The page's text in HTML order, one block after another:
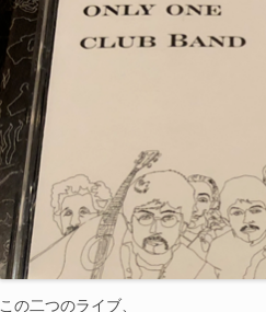
この二つのライブ、